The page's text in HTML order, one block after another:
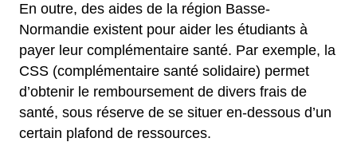
En outre, des aides de la région Basse-
Normandie existent pour aider les étudiants à
payer leur complémentaire santé. Par exemple, la
CSS (complémentaire santé solidaire) permet
d’obtenir le remboursement de divers frais de
santé, sous réserve de se situer en-dessous d’un
certain plafond de ressources.